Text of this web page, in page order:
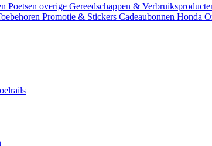
Poetsen overige Gereedschappen &
Promotie & Stickers Cadeaubonnen Honda